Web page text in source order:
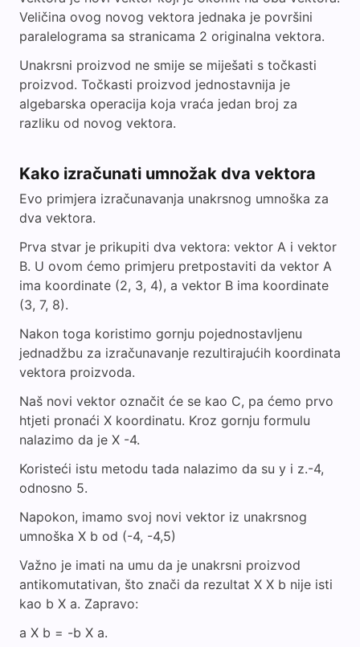
Veličina ovog novog vektora jednaka je površini
paralelograma sa stranicama 2 originalna vektora.
Unakrsni proizvod ne smije se miješati s točkasti
proizvod. Točkasti proizvod jednostavnija je
algebarska operacija koja vraća jedan broj za
razliku od novog vektora.
Kako izračunati umnožak dva vektora
Evo primjera izračunavanja unakrsnog umnoška za
dva vektora.
Prva stvar je prikupiti dva vektora: vektor A i vektor
B. U ovom ćemo primjeru pretpostaviti da vektor A
ima koordinate (2, 3, 4), a vektor B ima koordinate
(3, 7, 8).
Nakon toga koristimo gornju pojednostavljenu
jednadžbu za izračunavanje rezultirajućih koordinata
vektora proizvoda.
Naš novi vektor označit će se kao C, pa ćemo prvo
htjeti pronaći X koordinatu. Kroz gornju formulu
nalazimo da je X -4.
Koristeći istu metodu tada nalazimo da su y i z.-4,
odnosno 5.
Napokon, imamo svoj novi vektor iz unakrsnog
umnoška X b od (-4, -4,5)
Važno je imati na umu da je unakrsni proizvod
antikomutativan, što znači da rezultat X X b nije isti
kao b X a. Zapravo:
a X b = -b X a.